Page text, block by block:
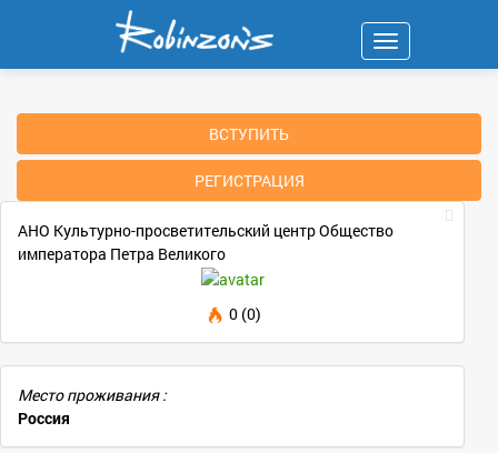
Навигация
ВСТУПИТЬ
РЕГИСТРАЦИЯ
АНО Культурно-просветительский центр Общество
императора Петра Великого
0 (0)
Место проживания :
Россия